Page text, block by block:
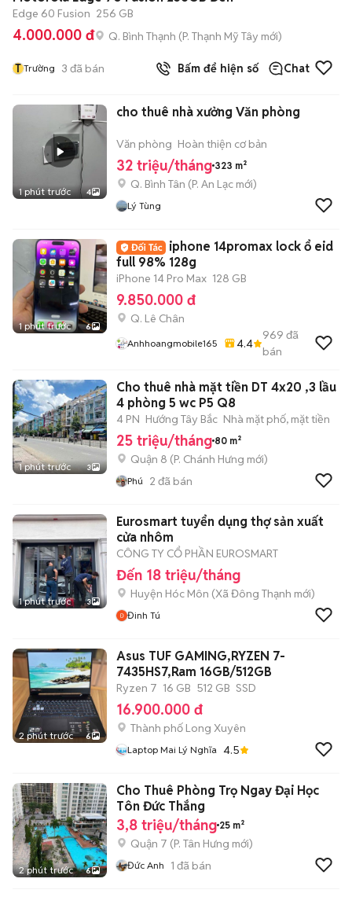
Edge 60 Fusion 256 GB
4.000.000 đ Q. Bình Thạnh (P. Thạnh Mỹ Tây mới)
T Trường 3 đã bán Bấm để hiện số Chat
1 phút trước 4
cho thuê nhà xưởng Văn phòng
Văn phòng Hoàn thiện cơ bản
32 triệu/tháng 323 m²
Q. Bình Tân (P. An Lạc mới)
Lý Tùng
1 phút trước 6
iphone 14promax lock ổ eid
full 98% 128g
iPhone 14 Pro Max 128 GB
9.850.000 đ
Q. Lê Chân
Anhhoangmobile165 4.4
969 đã
bán
1 phút trước 3
Cho thuê nhà mặt tiền DT 4x20 ,3 lầu
4 phòng 5 wc P5 Q8
4 PN Hướng Tây Bắc Nhà mặt phố, mặt tiền
25 triệu/tháng 80 m²
Quận 8 (P. Chánh Hưng mới)
Phú 2 đã bán
1 phút trước 3
Eurosmart tuyển dụng thợ sản xuất
cửa nhôm
CÔNG TY CỔ PHẦN EUROSMART
Đến 18 triệu/tháng
Huyện Hóc Môn (Xã Đông Thạnh mới)
Đinh Tú
2 phút trước 6
Asus TUF GAMING,RYZEN 7-
7435HS7,Ram 16GB/512GB
Ryzen 7 16 GB 512 GB SSD
16.900.000 đ
Thành phố Long Xuyên
Laptop Mai Lý Nghĩa 4.5
2 phút trước 6
Cho Thuê Phòng Trọ Ngay Đại Học
Tôn Đức Thắng
3,8 triệu/tháng 25 m²
Quận 7 (P. Tân Hưng mới)
Đức Anh 1 đã bán